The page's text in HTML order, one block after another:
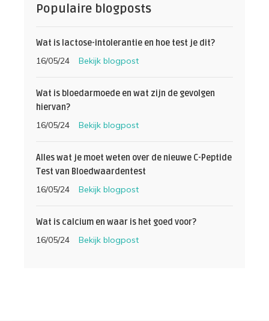
Populaire blogposts
Wat is lactose-intolerantie en hoe test je dit?
16/05/24 Bekijk blogpost
Wat is bloedarmoede en wat zijn de gevolgen
hiervan?
16/05/24 Bekijk blogpost
Alles wat je moet weten over de nieuwe C-Peptide
Test van Bloedwaardentest
16/05/24 Bekijk blogpost
Wat is calcium en waar is het goed voor?
16/05/24 Bekijk blogpost